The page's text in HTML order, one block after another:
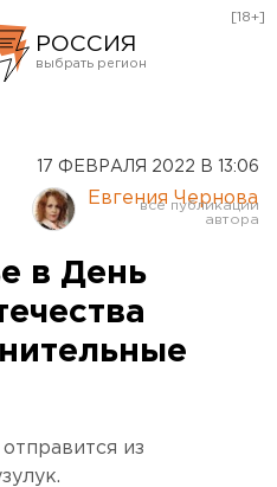
РОССИЯ
Курган
Оренбург
[18+]
17 ФЕВРАЛЯ 2022 В 13:06
Евгения Чернова
в День
из